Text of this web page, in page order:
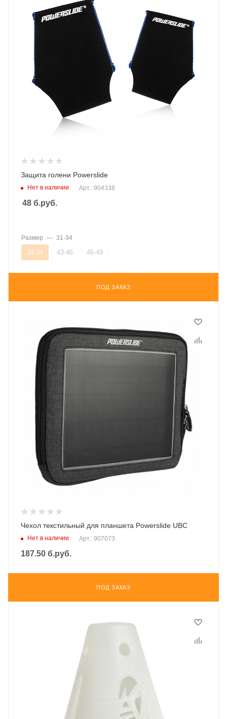
Защита голени Powerslide
Нет в наличии Арт.: 904338
48 б.руб.
ПОД ЗАКАЗ
Размер — 31-34
31-34 43-46 46-49
Чехол текстильный для планшета Powerslide UBC
Нет в наличии Арт.: 907073
187.50 б.руб.
ПОД ЗАКАЗ